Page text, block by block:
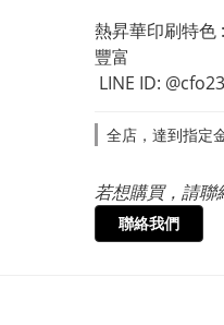
熱昇華印刷特色
豐富
LINE ID:
全店，達到指定
若想購買，請聯
聯絡我們